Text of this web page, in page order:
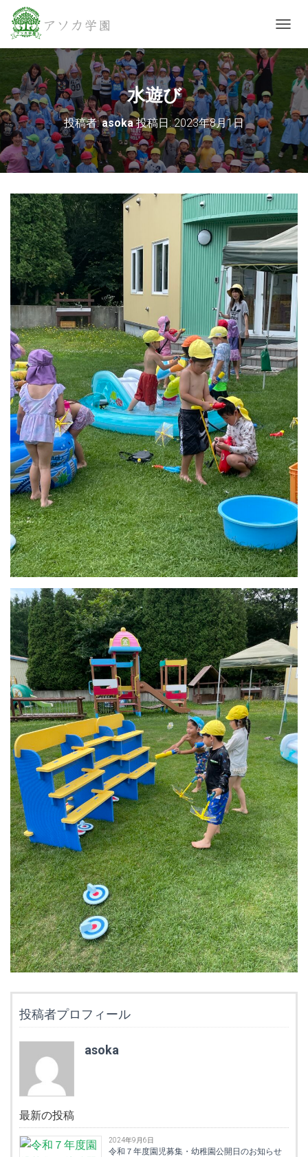
水遊び
投稿者:asoka投稿日:2023年8月1日
投稿者プロフィール
asoka
最新の投稿
2024年9月6日
令和７年度園児募集・幼稚園公開日のお知らせ